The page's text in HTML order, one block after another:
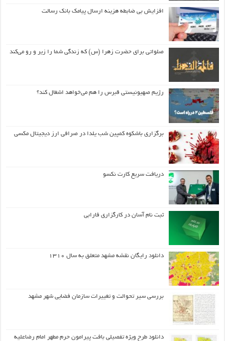
افزایش بی ضابطه هزینه ارسال پیامک بانک رسالت
صلواتی برای حضرت زهرا (س) که زندگی شما را زیر و رو می‌کند
رژیم صهیونیستی قبرس را هم می‌خواهد اشغال کند؟
برگزاری باشکوه کمپین شب یلدا در صرافی ارز دیجیتال مکسی
دریافت سریع کارت نکسو
ثبت نام آسان در کارگزاری فارابی
دانلود رایگان نقشه مشهد متعلق به سال ۱۳۱۰
بررسی سیر تحوالت و تغییرات سازمان فضایی شهر مشهد
دانلود طرح ويژه تفصيلي بافت پيرامون حرم مطهر امام رضاعليه